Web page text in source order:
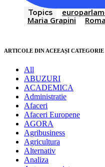
Topics
Maria Grapini
ARTICOLE DIN ACEEAȘI CATEGORIE
All
ABUZURI
ACADEMICA
Administratie
Afaceri
Afaceri Europene
AGORA
Agribusiness
Agricultura
Alternativ
Analiza